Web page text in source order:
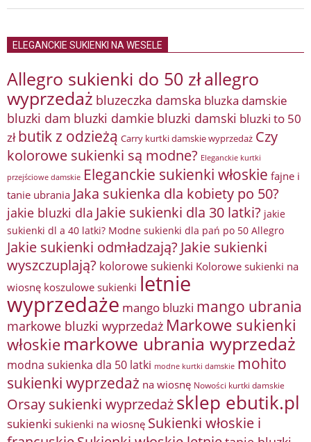
ELEGANCKIE SUKIENKI NA WESELE
Allegro sukienki do 50 złallegro
wyprzedaż bluzeczka damska bluzka damskie
bluzki dam bluzki damkie bluzki damski bluzki to 50
zł butik z odzieżą Carry kurtki damskie wyprzedaż Czy
kolorowe sukienki są modne? Eleganckie kurtki
przejściowe damskie Eleganckie sukienki włoskie fajne i
tanie ubrania Jaka sukienka dla kobiety po 50?
jakie bluzki dla Jakie sukienki dla 30 latki? jakie
sukienki dl a 40 latki? Modne sukienki dla pań po 50 Allegro
Jakie sukienki odmładzają? Jakie sukienki
wyszczuplają? kolorowe sukienki Kolorowe sukienki na
wiosnę koszulowe sukienki letnie
wyprzedaże mango bluzki mango ubrania
markowe bluzki wyprzedaż Markowe sukienki
włoskie markowe ubrania wyprzedaż
modna sukienka dla 50 latki modne kurtki damskie mohito
sukienki wyprzedaż na wiosnę Nowości kurtki damskie
Orsay sukienki wyprzedażsklep ebutik.pl
sukienki sukienki na wiosnę Sukienki włoskie i